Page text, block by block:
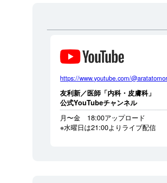
https://www.youtube.com/
友利新／医師「内科・皮膚科」
公式YouTubeチャンネル
月〜金 18:00アップロード
※水曜日は21:00よりライブ配信